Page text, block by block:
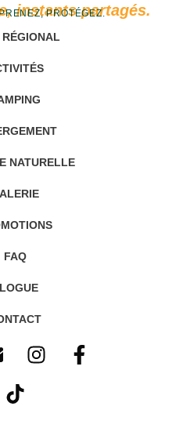
instants partagés.
PROTÉGEZ.
RÉGIONAL
NATURELLE
FAQ